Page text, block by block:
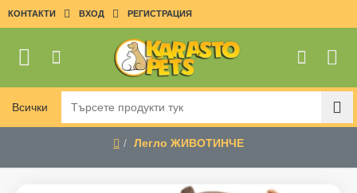
КОНТАКТИ ВХОД РЕГИСТРАЦИЯ
Всички
Търсете
продукти
Легло ЖИВОТИНЧЕ